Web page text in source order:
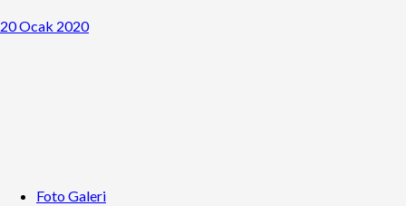
20 Ocak 2020
Foto Galeri